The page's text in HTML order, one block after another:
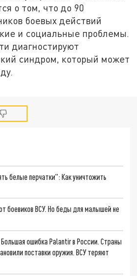
о том, что до 90
боевых действий
и социальные проблемы.
диагностируют
синдром, который может
белые перчатки": Как уничтожить
боевиков ВСУ. Но беды для малышей не
ошибка Palantir в России. Страны
поставки оружия. ВСУ теряют